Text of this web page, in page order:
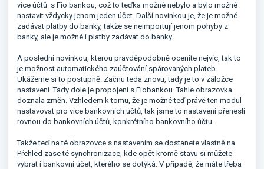
více účtů s Fio bankou, což to teďka možné nebylo a bylo možné
nastavit vždycky jenom jeden účet. Další novinkou je, že je možné
zadávat platby do banky, takže se neimportují jenom pohyby z
banky, ale je možné i platby zadávat do banky.
A poslední novinkou, kterou pravděpodobně oceníte nejvíc, tak to
je možnost automatického zaúčtování spárovaných plateb.
Ukážeme si to postupně. Začnu teda znovu, tady je to v záložce
nastavení. Tady dole je propojení s Fiobankou. Tahle obrazovka
doznala změn. Vzhledem k tomu, že je možné teď právě ten modul
nastavovat pro více bankovních účtů, tak jsme to nastavení přenesli
rovnou do bankovních účtů, konkrétního bankovního účtu.
Takže teď na té obrazovce s nastavením se dostanete vlastně na
Přehled zase té synchronizace, kde opět kromě stavu si můžete
vybrat i bankovní účet, kterého se dotýká. V případě, že máte třeba